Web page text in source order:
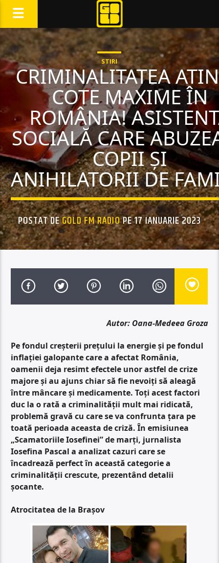
STIRI
CRIMINALITATEA
COTE MAXIME ÎN
ROMÂNIA!
SOCIALĂ CARE
COPII ȘI
ANIHILATORII DE
POSTAT DEGOLD FM RADIOPE 17 IANUARIE 2023
Autor: Oana-Medeea Groza
Pe fondul creșterii prețului la energie și pe fondul
inflației galopante care a afectat România,
oamenii deja resimt efectele unor astfel de crize
majore și au ajuns chiar să fie nevoiți să aleagă
între mâncare și medicamente. Toți acest factori
duc la o rată a criminalității mult mai ridicată,
problemă gravă cu care se va confrunta țara pe
toată perioada aceasta de criză. În emisiunea
„Scamatoriile Iosefinei” de marți, jurnalista
Iosefina Pascal a analizat cazuri care se
încadrează perfect în această categorie a
criminalității crescute, prezentând detalii
șocante.
Atrocitatea de la Brașov